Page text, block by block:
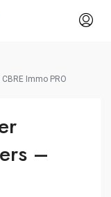
Immo PRO
–